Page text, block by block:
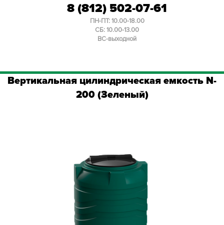
8 (812) 502-07-61
ПН-ПТ: 10.00-18.00
СБ: 10.00-13.00
ВС-выходной
Вертикальная цилиндрическая емкость N-
200 (Зеленый)